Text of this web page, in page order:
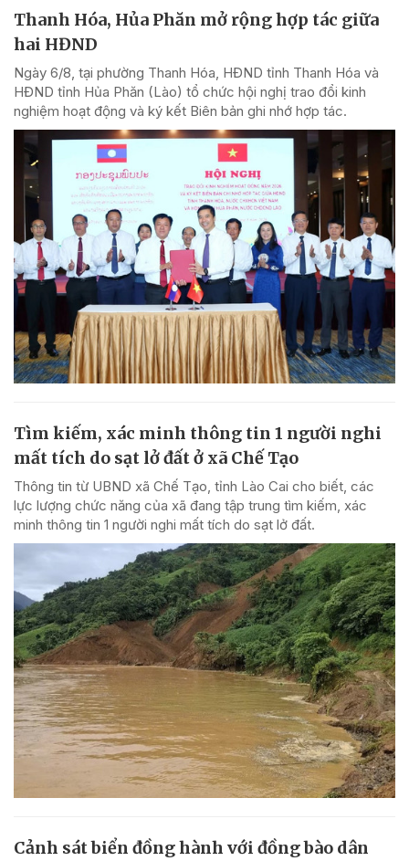
Thanh Hóa, Hủa Phăn mở rộng hợp tác giữa
hai HĐND
Ngày 6/8, tại phường Thanh Hóa, HĐND tỉnh Thanh Hóa và
HĐND tỉnh Hủa Phăn (Lào) tổ chức hội nghị trao đổi kinh
nghiệm hoạt động và ký kết Biên bản ghi nhớ hợp tác.
Tìm kiếm, xác minh thông tin 1 người nghi
mất tích do sạt lở đất ở xã Chế Tạo
Thông tin từ UBND xã Chế Tạo, tỉnh Lào Cai cho biết, các
lực lượng chức năng của xã đang tập trung tìm kiếm, xác
minh thông tin 1 người nghi mất tích do sạt lở đất.
Cảnh sát biển đồng hành với đồng bào dân